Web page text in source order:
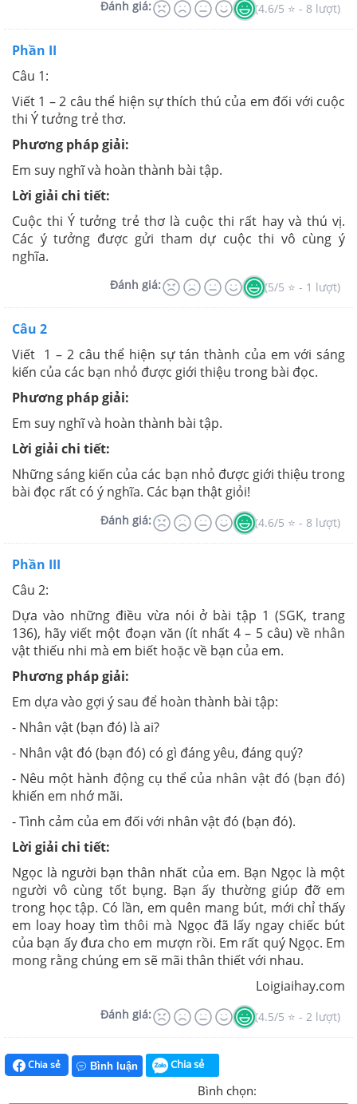
Đánh giá: (4.6/5 ⭐ - 8 lượt)
Phần II
Câu 1:
Viết 1 – 2 câu thể hiện sự thích thú của em đối với cuộc
thi Ý tưởng trẻ thơ.
Phương pháp giải:
Em suy nghĩ và hoàn thành bài tập.
Lời giải chi tiết:
Cuộc thi Ý tưởng trẻ thơ là cuộc thi rất hay và thú vị.
Các ý tưởng được gửi tham dự cuộc thi vô cùng ý
nghĩa.
Đánh giá: (5/5 ⭐ - 1 lượt)
Câu 2
Viết 1 – 2 câu thể hiện sự tán thành của em với sáng
kiến của các bạn nhỏ được giới thiệu trong bài đọc.
Phương pháp giải:
Em suy nghĩ và hoàn thành bài tập.
Lời giải chi tiết:
Những sáng kiến của các bạn nhỏ được giới thiệu trong
bài đọc rất có ý nghĩa. Các bạn thật giỏi!
Đánh giá: (4.6/5 ⭐ - 8 lượt)
Phần III
Câu 2:
Dựa vào những điều vừa nói ở bài tập 1 (SGK, trang
136), hãy viết một đoạn văn (ít nhất 4 – 5 câu) về nhân
vật thiếu nhi mà em biết hoặc về bạn của em.
Phương pháp giải:
Em dựa vào gợi ý sau để hoàn thành bài tập:
- Nhân vật (bạn đó) là ai?
- Nhân vật đó (bạn đó) có gì đáng yêu, đáng quý?
- Nêu một hành động cụ thể của nhân vật đó (bạn đó)
khiến em nhớ mãi.
- Tình cảm của em đối với nhân vật đó (bạn đó).
Lời giải chi tiết:
Ngọc là người bạn thân nhất của em. Bạn Ngọc là một
người vô cùng tốt bụng. Bạn ấy thường giúp đỡ em
trong học tập. Có lần, em quên mang bút, mới chỉ thấy
em loay hoay tìm thôi mà Ngọc đã lấy ngay chiếc bút
của bạn ấy đưa cho em mượn rồi. Em rất quý Ngọc. Em
mong rằng chúng em sẽ mãi thân thiết với nhau.
Loigiaihay.com
Đánh giá: (4.5/5 ⭐ - 2 lượt)
Chia sẻ Bình luận Chia sẻ
Bình chọn: